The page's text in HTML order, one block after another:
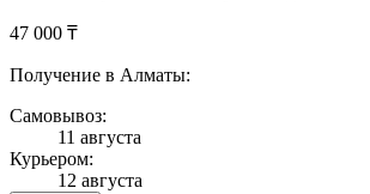
47 000 ₸
Получение в Алматы:
Самовывоз:
11 августа
Курьером:
12 августа